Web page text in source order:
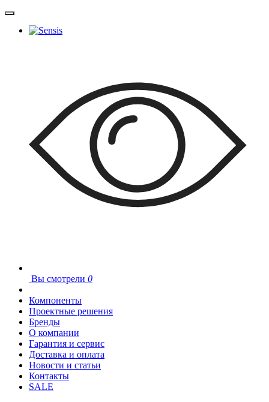
Вы смотрели 0
Компоненты
Проектные решения
Бренды
О компании
Гарантия и сервис
Доставка и оплата
Новости и статьи
Контакты
SALE